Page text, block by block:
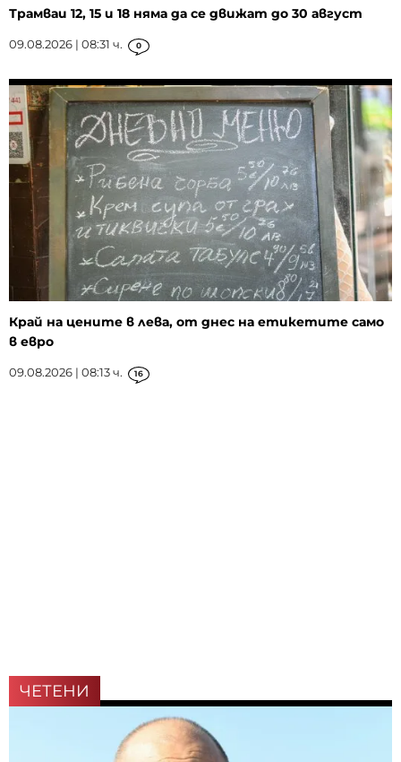
Трамваи 12, 15 и 18 няма да се движат до 30 август
09.08.2026 | 08:31 ч. 0
Край на цените в лева, от днес на етикетите само
в евро
09.08.2026 | 08:13 ч. 16
ЧЕТЕНИ